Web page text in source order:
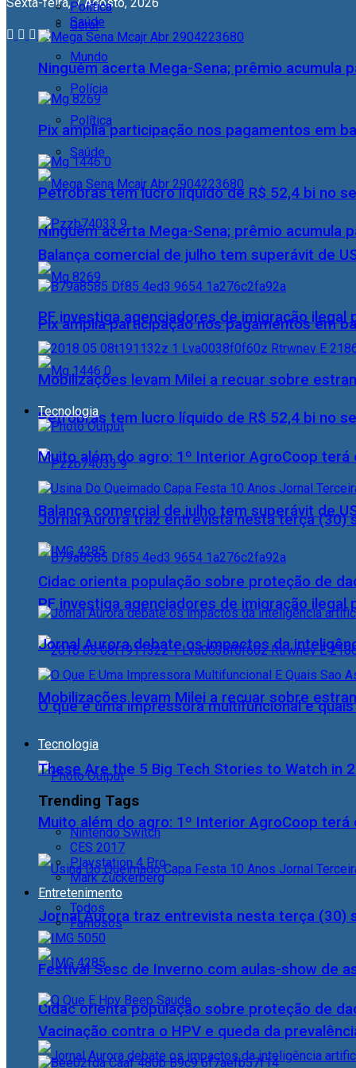
Geral
Mundo
Polícia
Política
Saúde
Ninguém acerta Mega-Sena; prêmio acumula
Pix amplia participação nos pagamentos em
Petrobras tem lucro líquido de R$ 52,4 bi no
Balança comercial de julho tem superávit de
PF investiga agenciadores de imigração ilegal
Mobilizações levam Milei a recuar sobre
Tecnologia
Muito além do agro: 1º Interior AgroCoop
Jornal Aurora traz entrevista nesta terça (30)
Cidac orienta população sobre proteção de
Política
Saúde
Ninguém acerta Mega-Sena; prêmio acumula
Pix amplia participação nos pagamentos em
Petrobras tem lucro líquido de R$ 52,4 bi no
Balança comercial de julho tem superávit de
PF investiga agenciadores de imigração ilegal
Mobilizações levam Milei a recuar sobre
Tecnologia
Muito além do agro: 1º Interior AgroCoop
Jornal Aurora traz entrevista nesta terça (30)
Cidac orienta população sobre proteção de
Jornal Aurora debate os impactos da
O que é uma impressora multifuncional e
These Are the 5 Big Tech Stories to Watch in
Trending Tags
Nintendo Switch
CES 2017
Playstation 4 Pro
Mark Zuckerberg
Entretenimento
Todos
Famosos
Festival Sesc de Inverno com aulas-show de
Vacinação contra o HPV e queda da